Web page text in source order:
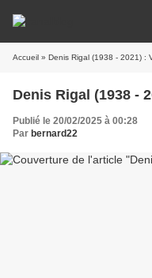
Accueil » Denis Rigal (1938 - 2021) :
Denis Rigal (1938 -
Publié le 20/02/2025 à 00:28
Par bernard22